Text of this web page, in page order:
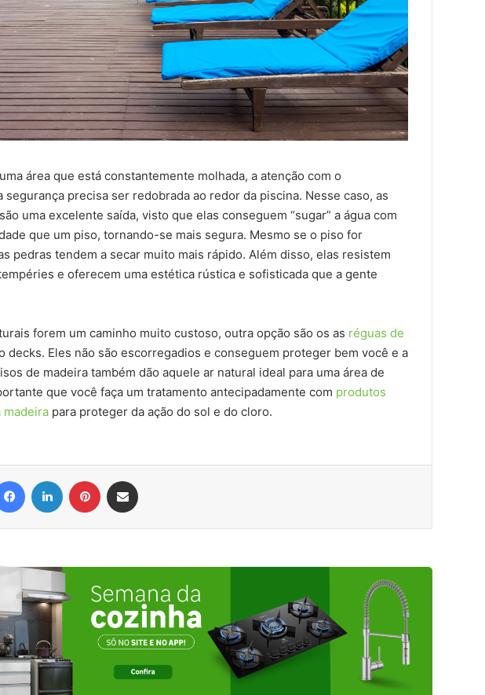
área que está constantemente molhada, a atenção com o
segurança precisa ser redobrada ao redor da piscina. Nesse caso, as
são uma excelente saída, visto que elas conseguem “sugar” a água com
que um piso, tornando-se mais segura. Mesmo se o piso for
pedras tendem a secar muito mais rápido. Além disso, elas resistem
e oferecem uma estética rústica e sofisticada que a gente
forem um caminho muito custoso, outra opção são os as réguas de
decks. Eles não são escorregadios e conseguem proteger bem você e a
de madeira também dão aquele ar natural ideal para uma área de
que você faça um tratamento antecipadamente com produtos
madeira para proteger da ação do sol e do cloro.
FacebookLinkedin Pinterest